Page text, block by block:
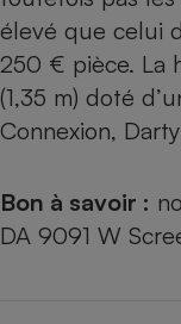
élevé que celui
250 € pièce. La
(1,35 m) doté
Connexion,
Bon à savoir :
DA 9091 W